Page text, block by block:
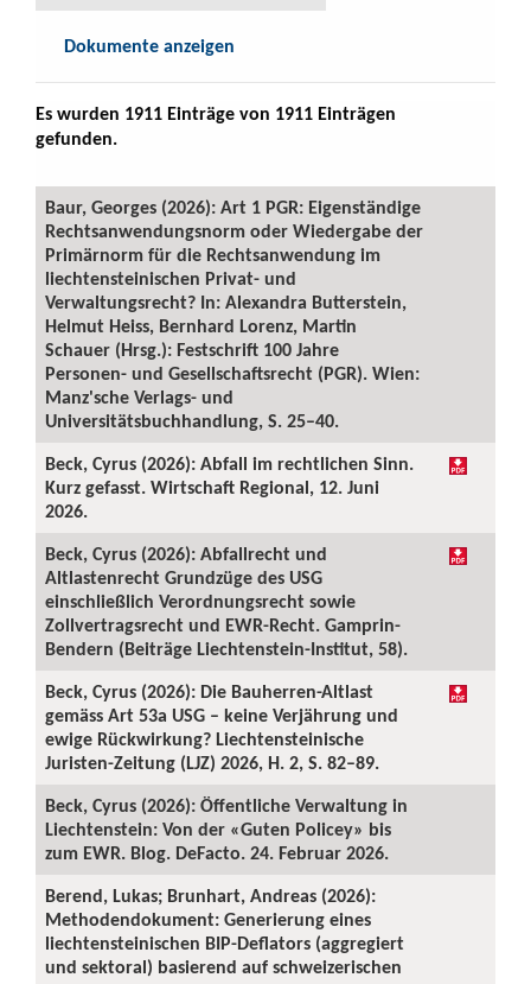
Dokumente anzeigen
Es wurden 1911 Einträge von 1911 Einträgen
gefunden.
Baur, Georges (2026): Art 1 PGR: Eigenständige
Rechtsanwendungsnorm oder Wiedergabe der
Primärnorm für die Rechtsanwendung im
liechtensteinischen Privat- und
Verwaltungsrecht? In: Alexandra Butterstein,
Helmut Heiss, Bernhard Lorenz, Martin
Schauer (Hrsg.): Festschrift 100 Jahre
Personen- und Gesellschaftsrecht (PGR). Wien:
Manz'sche Verlags- und
Universitätsbuchhandlung, S. 25–40.
Beck, Cyrus (2026): Abfall im rechtlichen Sinn.
Kurz gefasst. Wirtschaft Regional, 12. Juni
2026.
Beck, Cyrus (2026): Abfallrecht und
Altlastenrecht Grundzüge des USG
einschließlich Verordnungsrecht sowie
Zollvertragsrecht und EWR-Recht. Gamprin-
Bendern (Beiträge Liechtenstein-Institut, 58).
Beck, Cyrus (2026): Die Bauherren-Altlast
gemäss Art 53a USG – keine Verjährung und
ewige Rückwirkung? Liechtensteinische
Juristen-Zeitung (LJZ) 2026, H. 2, S. 82–89.
Beck, Cyrus (2026): Öffentliche Verwaltung in
Liechtenstein: Von der «Guten Policey» bis
zum EWR. Blog. DeFacto. 24. Februar 2026.
Berend, Lukas; Brunhart, Andreas (2026):
Methodendokument: Generierung eines
liechtensteinischen BIP-Deflators (aggregiert
und sektoral) basierend auf schweizerischen